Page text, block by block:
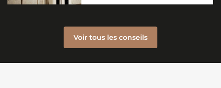
Voir tous les conseils